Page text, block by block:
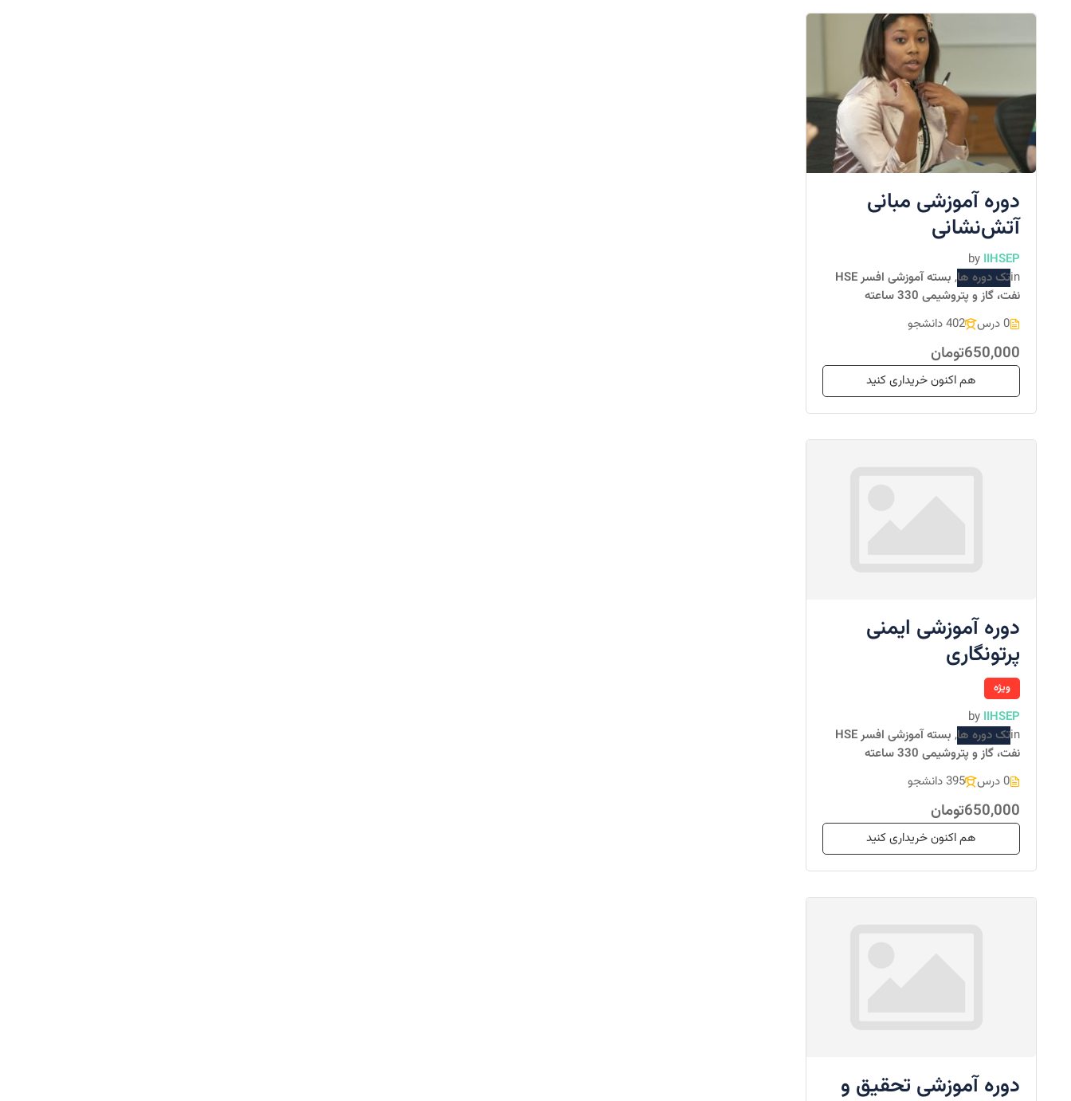
دوره آموزشی مبانی
آتش‌نشانی
by IIHSEP
inتک دوره ها,
بسته آموزشی افسر HSE
نفت، گاز و پتروشیمی 330 ساعته
0 درس
402 دانشجو
650,000تومان
هم اکنون خریداری کنید
دوره آموزشی ایمنی
پرتونگاری
ویژه
by IIHSEP
inتک دوره ها,
بسته آموزشی افسر HSE
نفت، گاز و پتروشیمی 330 ساعته
0 درس
395 دانشجو
650,000تومان
هم اکنون خریداری کنید
دوره آموزشی تحقیق و